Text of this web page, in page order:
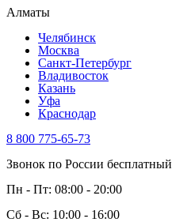
Алматы
Челябинск
Москва
Санкт-Петербург
Владивосток
Казань
Уфа
Краснодар
8 800 775-65-73
Звонок по России бесплатный
Пн - Пт: 08:00 - 20:00
Сб - Вс: 10:00 - 16:00